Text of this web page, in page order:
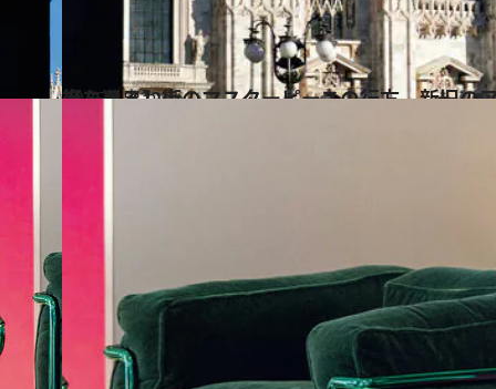
2025.12.22
【ミラノ】街のマスターピースの行方 新旧のアーキテクトを愛で、街を巡る
旅＆お出かけ